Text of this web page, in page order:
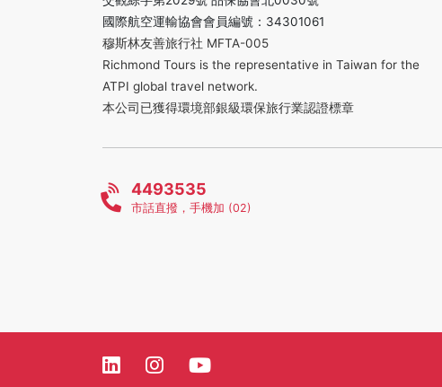
國際航空運輸協會會員編號：34301061
穆斯林友善旅行社 MFTA-005
Richmond Tours is the representative in Taiwan for the
ATPI global travel network.
本公司已獲得環境部銀級環保旅行業認證標章
4493535
市話直撥，手機加 (02)